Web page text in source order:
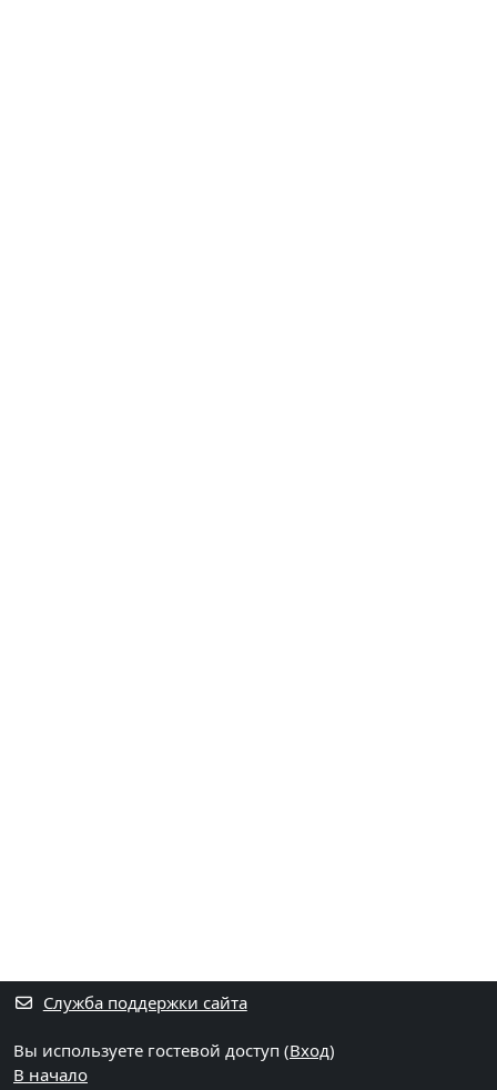
Служба поддержки сайта
Вы используете гостевой доступ (Вход)
В начало